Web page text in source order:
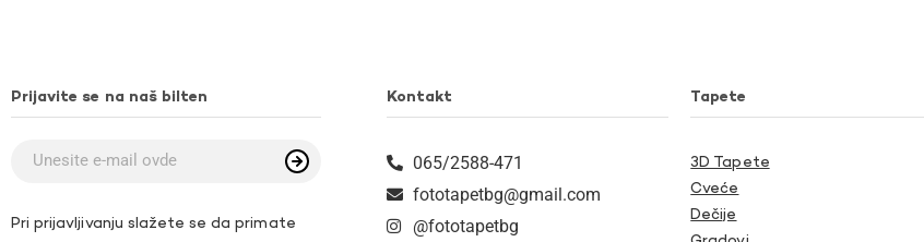
Prijavite se na naš bilten
Pri prijavljivanju slažete se da primate
Kontakt
065/2588-471
fototapetbg@gmail.com
@fototapetbg
Tapete
3D Tapete
Cveće
Dečije